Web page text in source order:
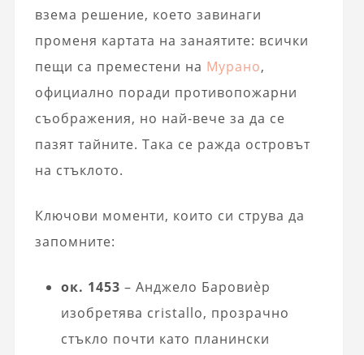
взема решение, което завинаги
променя картата на занаятите: всички
пещи са преместени на Мурано,
официално поради противопожарни
съображения, но най-вече за да се
пазят тайните. Така се ражда островът
на стъклото.
Ключови моменти, които си струва да
запомните:
ок. 1453 – Анджело Баровиѐр
изобретява cristallo, прозрачно
стъкло почти като планински